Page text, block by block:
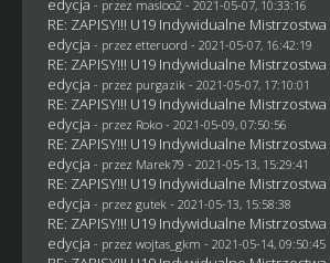
edycja - przez masloo2 - 2021-05-07, 10:33:16
RE: ZAPISY!!! U19 Indywidualne Mistrzostwa
edycja - przez etteruord - 2021-05-07, 16:42:19
RE: ZAPISY!!! U19 Indywidualne Mistrzostwa
edycja - przez purgazik - 2021-05-07, 17:10:01
RE: ZAPISY!!! U19 Indywidualne Mistrzostwa
edycja - przez Roko- 2021-05-09, 07:50:56
RE: ZAPISY!!! U19 Indywidualne Mistrzostwa
edycja - przez Marek79 - 2021-05-13, 15:29:41
RE: ZAPISY!!! U19 Indywidualne Mistrzostwa
edycja - przez gutek - 2021-05-13, 15:58:38
RE: ZAPISY!!! U19 Indywidualne Mistrzostwa
edycja - przez wojtas_gkm - 2021-05-14, 09:50:45